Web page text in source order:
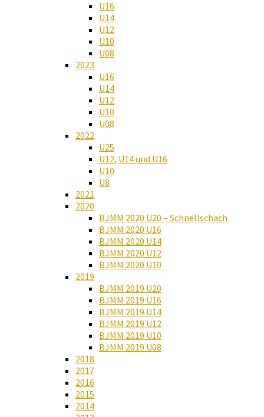
U16
U14
U12
U10
U08
2023
U16
U14
U12
U10
U08
2022
U25
U12, U14 und U16
U10
U8
2021
2020
BJMM 2020 U20 – Schnellschach
BJMM 2020 U16
BJMM 2020 U14
BJMM 2020 U12
BJMM 2020 U10
2019
BJMM 2019 U20
BJMM 2019 U16
BJMM 2019 U14
BJMM 2019 U12
BJMM 2019 U10
BJMM 2019 U08
2018
2017
2016
2015
2014